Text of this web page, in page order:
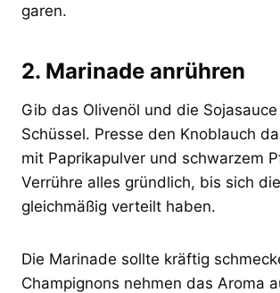
garen.
2. Marinade anrühren
Gib das Olivenöl und die
Schüssel. Presse den Knoblauch
mit Paprikapulver und schwarzem
Verrühre alles gründlich, bis sich
gleichmäßig verteilt haben.
Die Marinade sollte kräftig
Champignons nehmen das Aroma